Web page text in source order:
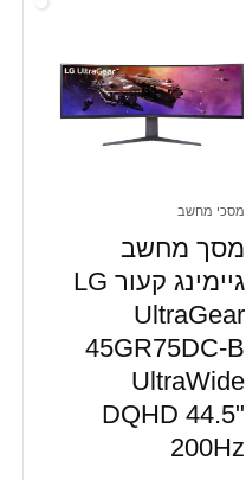
מסכי מחשב
מסך מחשב
גיימינג קעור LG
UltraGear
45GR75DC-B
UltraWide
DQHD 44.5"
200Hz